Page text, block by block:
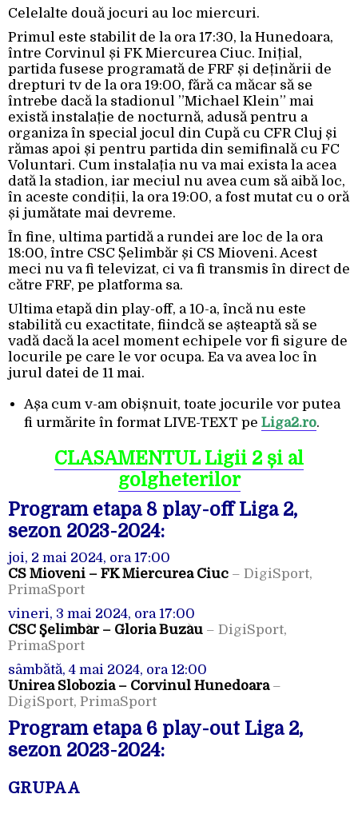
Celelalte două jocuri au loc miercuri.
Primul este stabilit de la ora 17:30, la Hunedoara,
între Corvinul și FK Miercurea Ciuc. Inițial,
partida fusese programată de FRF și deținării de
drepturi tv de la ora 19:00, fără ca măcar să se
întrebe dacă la stadionul ”Michael Klein” mai
există instalație de nocturnă, adusă pentru a
organiza în special jocul din Cupă cu CFR Cluj și
rămas apoi și pentru partida din semifinală cu FC
Voluntari. Cum instalația nu va mai exista la acea
dată la stadion, iar meciul nu avea cum să aibă loc,
în aceste condiții, la ora 19:00, a fost mutat cu o oră
și jumătate mai devreme.
În fine, ultima partidă a rundei are loc de la ora
18:00, între CSC Șelimbăr și CS Mioveni. Acest
meci nu va fi televizat, ci va fi transmis în direct de
către FRF, pe platforma sa.
Ultima etapă din play-off, a 10-a, încă nu este
stabilită cu exactitate, fiindcă se așteaptă să se
vadă dacă la acel moment echipele vor fi sigure de
locurile pe care le vor ocupa. Ea va avea loc în
jurul datei de 11 mai.
Așa cum v-am obișnuit, toate jocurile vor putea
fi urmărite în format LIVE-TEXT pe Liga2.ro.
CLASAMENTUL Ligii 2 și al
golgheterilor
Program etapa 8 play-off Liga 2,
sezon 2023-2024:
joi, 2 mai 2024, ora 17:00
CS Mioveni – FK Miercurea Ciuc – DigiSport,
PrimaSport
vineri, 3 mai 2024, ora 17:00
CSC Şelimbăr – Gloria Buzău – DigiSport,
PrimaSport
sâmbătă, 4 mai 2024, ora 12:00
Unirea Slobozia – Corvinul Hunedoara –
DigiSport, PrimaSport
Program etapa 6 play-out Liga 2,
sezon 2023-2024:
GRUPA A